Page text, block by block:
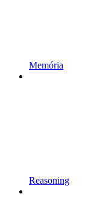
Memória
Reasoning